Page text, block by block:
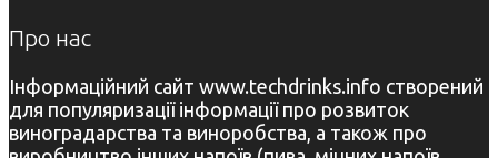
Про нас
Інформаційний сайт www.techdrinks.info створений
для популяризації інформації про розвиток
виноградарства та виноробства, а також про